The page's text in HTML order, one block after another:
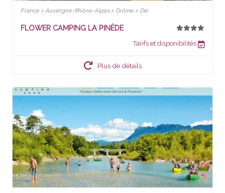
France > Auvergne-Rhône-Alpes > Drôme > Die
FLOWER CAMPING LA PINÈDE
Tarifs et disponibilités
Plus de détails